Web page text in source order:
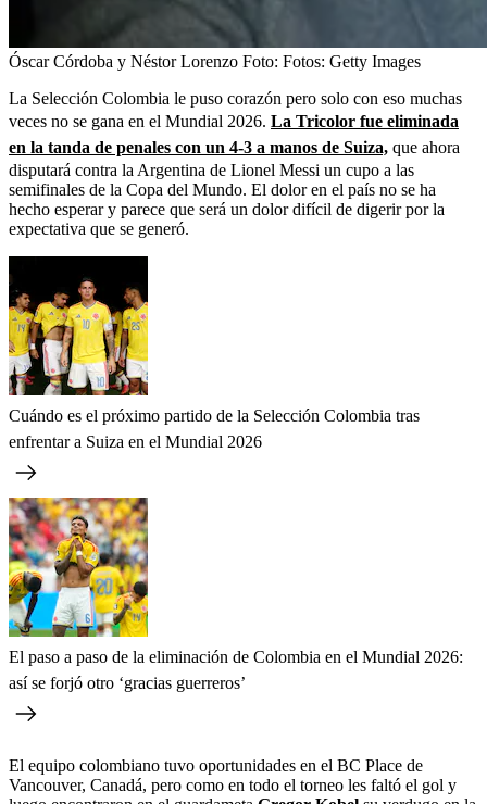
Óscar Córdoba y Néstor Lorenzo Foto: Fotos: Getty Images
La Selección Colombia le puso corazón pero solo con eso muchas
veces no se gana en el Mundial 2026. La Tricolor fue eliminada
en la tanda de penales con un 4-3 a manos de Suiza, que ahora
disputará contra la Argentina de Lionel Messi un cupo a las
semifinales de la Copa del Mundo. El dolor en el país no se ha
hecho esperar y parece que será un dolor difícil de digerir por la
expectativa que se generó.
Cuándo es el próximo partido de la Selección Colombia tras
enfrentar a Suiza en el Mundial 2026
El paso a paso de la eliminación de Colombia en el Mundial 2026:
así se forjó otro ‘gracias guerreros’
El equipo colombiano tuvo oportunidades en el BC Place de
Vancouver, Canadá, pero como en todo el torneo les faltó el gol y